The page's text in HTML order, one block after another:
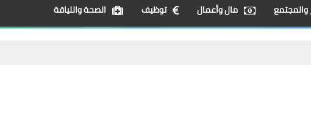
والمجتمع مال وأعمال توظيف الصحة واللياقة